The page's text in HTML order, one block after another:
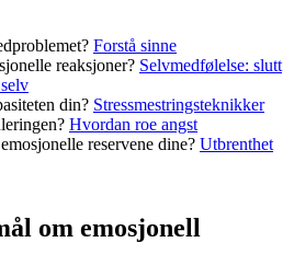
Forstå sinne
reaksjoner? Selvmedfølelse: slutt
din? Stressmestringsteknikker
Hvordan roe angst
reservene dine? Utbrenthet
om emosjonell